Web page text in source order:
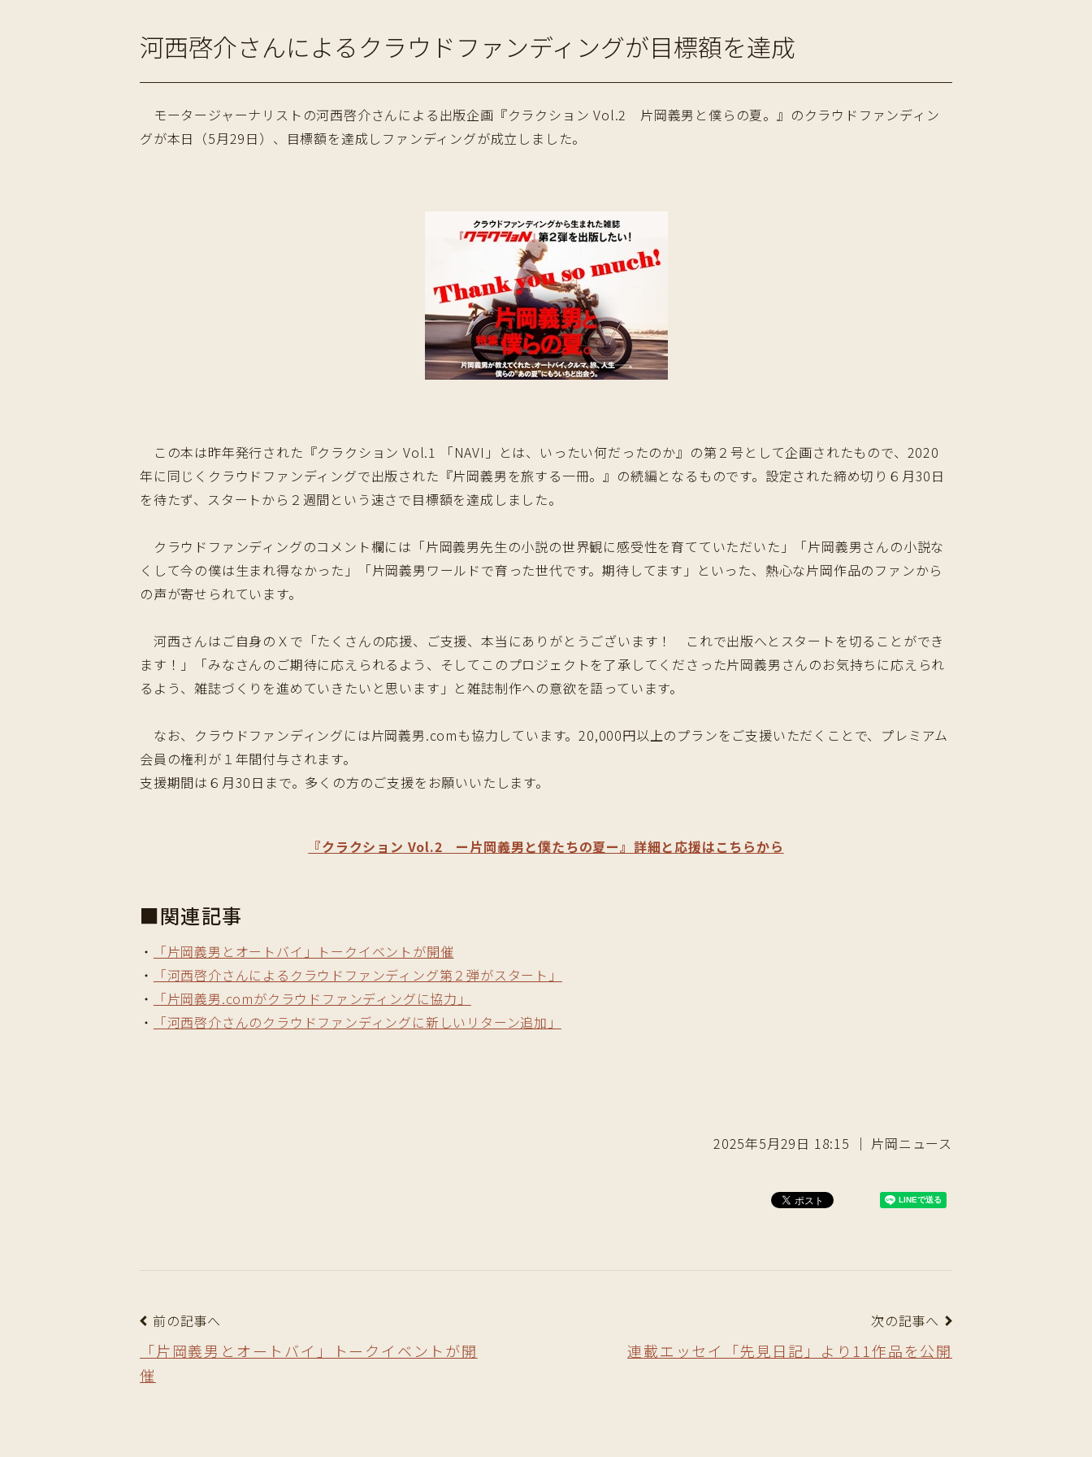
河西啓介さんによるクラウドファンディングが目標額を達成
モータージャーナリストの河西啓介さんによる出版企画『クラクション Vol.2 片岡義男と僕らの夏。』のクラウドファンディン
グが本日（5月29日）、目標額を達成しファンディングが成立しました。
この本は昨年発行された『クラクション Vol.1 「NAVI」とは、いったい何だったのか』の第２号として企画されたもので、2020
年に同じくクラウドファンディングで出版された『片岡義男を旅する一冊。』の続編となるものです。設定された締め切り６月30日
を待たず、スタートから２週間という速さで目標額を達成しました。
クラウドファンディングのコメント欄には「片岡義男先生の小説の世界観に感受性を育てていただいた」「片岡義男さんの小説な
くして今の僕は生まれ得なかった」「片岡義男ワールドで育った世代です。期待してます」といった、熱心な片岡作品のファンから
の声が寄せられています。
河西さんはご自身のＸで「たくさんの応援、ご支援、本当にありがとうございます！ これで出版へとスタートを切ることができ
ます！」「みなさんのご期待に応えられるよう、そしてこのプロジェクトを了承してくださった片岡義男さんのお気持ちに応えられ
るよう、雑誌づくりを進めていきたいと思います」と雑誌制作への意欲を語っています。
なお、クラウドファンディングには片岡義男.comも協力しています。20,000円以上のプランをご支援いただくことで、プレミアム
会員の権利が１年間付与されます。
支援期間は６月30日まで。多くの方のご支援をお願いいたします。
『クラクション Vol.2 ー片岡義男と僕たちの夏ー』詳細と応援はこちらから
■関連記事
・
「片岡義男とオートバイ」トークイベントが開催
・
「河西啓介さんによるクラウドファンディング第２弾がスタート」
・
「片岡義男.comがクラウドファンディングに協力」
・
「河西啓介さんのクラウドファンディングに新しいリターン追加」
2025年5月29日 18:15 ｜ 片岡ニュース
前の記事へ
「片岡義男とオートバイ」トークイベントが開
催
次の記事へ
連載エッセイ「先見日記」より11作品を公開